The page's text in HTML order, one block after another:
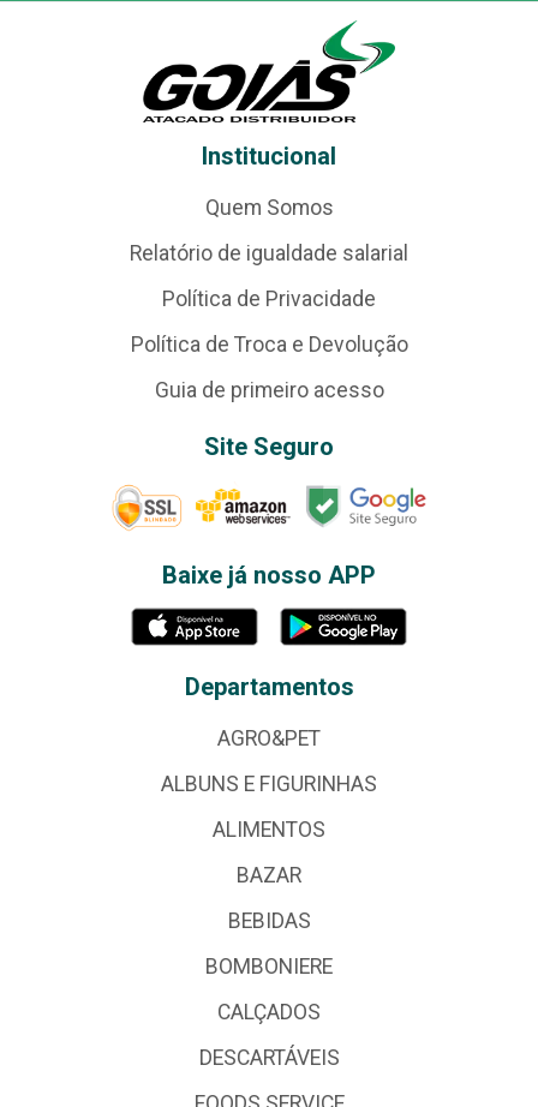
Institucional
Quem Somos
Relatório de igualdade salarial
Política de Privacidade
Política de Troca e Devolução
Guia de primeiro acesso
Site Seguro
Baixe já nosso APP
Departamentos
AGRO&PET
ALBUNS E FIGURINHAS
ALIMENTOS
BAZAR
BEBIDAS
BOMBONIERE
CALÇADOS
DESCARTÁVEIS